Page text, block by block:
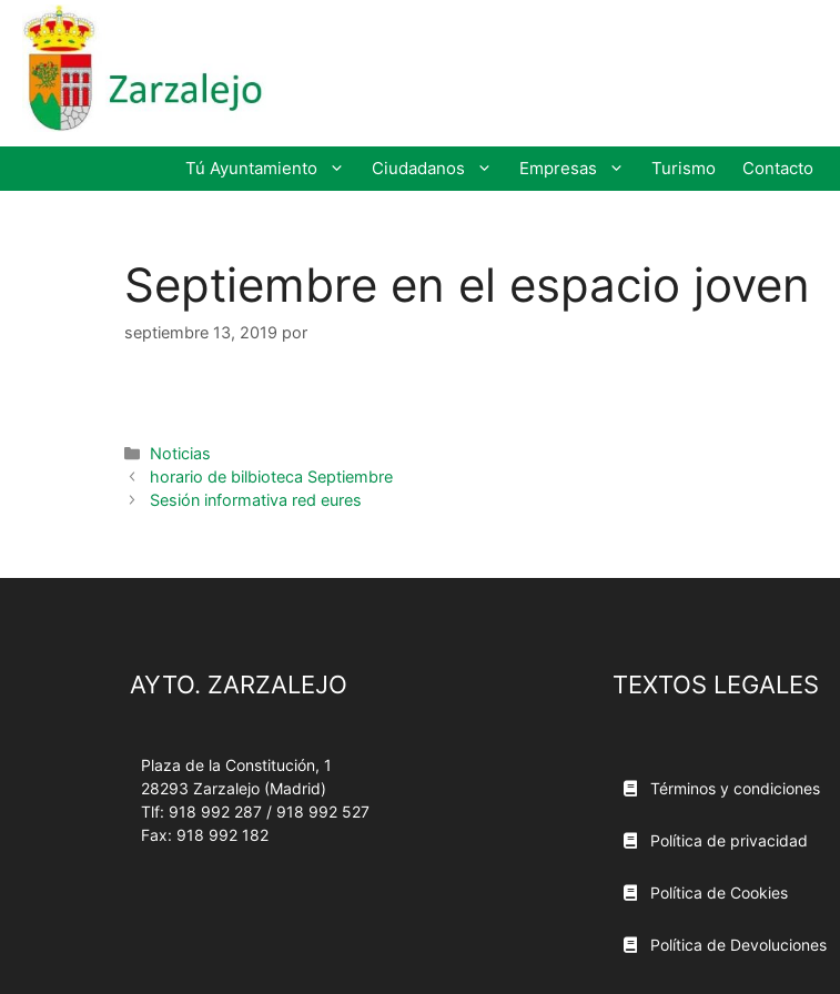
Tú Ayuntamiento Ciudadanos Empresas Turismo Contacto
Septiembre en el espacio joven
septiembre 13, 2019 por
Noticias
horario de bilbioteca Septiembre
Sesión informativa red eures
AYTO. ZARZALEJO
Plaza de la Constitución, 1
28293 Zarzalejo (Madrid)
Tlf: 918 992 287 / 918 992 527
Fax: 918 992 182
TEXTOS LEGALES
Términos y condiciones
Política de privacidad
Política de Cookies
Política de Devoluciones